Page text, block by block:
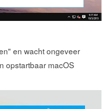
en wacht ongeveer
opstartbaar macOS